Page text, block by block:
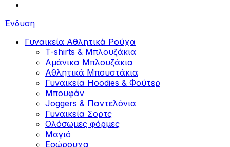
Ένδυση
Γυναικεία Αθλητικά Ρούχα
T-shirts & Μπλουζάκια
Αμάνικα Μπλουζάκια
Aθλητικά Μπουστάκια
Γυναικεία Hoodies & Φούτερ
Μπουφάν
Joggers & Παντελόνια
Γυναικεία Σορτς
Ολόσωμες φόρμες
Μαγιό
Εσώρουχα